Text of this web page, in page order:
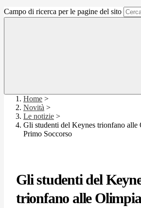
Campo di ricerca per le pagine del sito
Home >
Novità >
Le notizie >
Gli studenti del Keynes trionfano
Primo Soccorso
Gli studenti del
trionfano alle